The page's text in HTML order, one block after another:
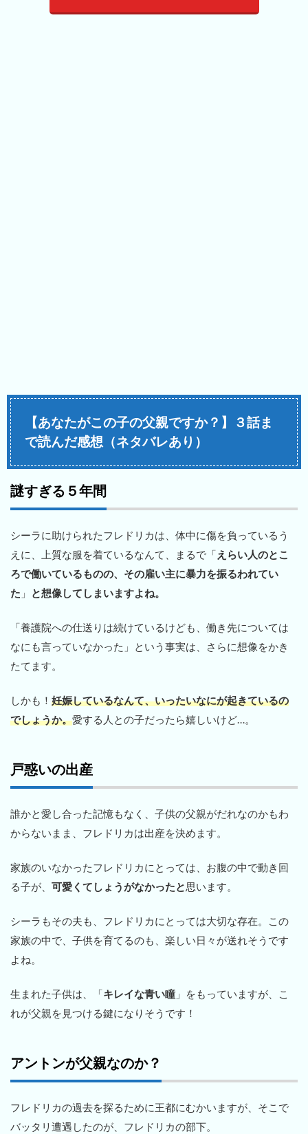
【あなたがこの子の父親ですか？】３話ま
で読んだ感想（ネタバレあり）
謎すぎる５年間
シーラに助けられたフレドリカは、体中に傷を負っているう
えに、上質な服を着ているなんて、まるで「えらい人のとこ
ろで働いているものの、その雇い主に暴力を振るわれてい
た 」 と想像してしまいますよね。
「養護院への仕送りは続けているけども、働き先については
なにも言っていなかった」という事実は、さらに想像をかき
たてます。
しかも！ 妊娠しているなんて、いったいなにが起きているの
でしょうか。愛する人との子だったら嬉しいけど…。
戸惑いの出産
誰かと愛し合った記憶もなく、子供の父親がだれなのかもわ
からないまま、フレドリカは出産を決めます。
家族のいなかったフレドリカにとっては、お腹の中で動き回
る子が、 可愛くてしょうがなかったと思います。
シーラもその夫も、フレドリカにとっては大切な存在。この
家族の中で、子供を育てるのも、楽しい日々が送れそうです
よね。
生まれた子供は、「キレイな青い瞳 」をもっていますが、こ
れが父親を見つける鍵になりそうです！
アントンが父親なのか？
フレドリカの過去を探るために王都にむかいますが、そこで
バッタリ遭遇したのが、フレドリカの部下。